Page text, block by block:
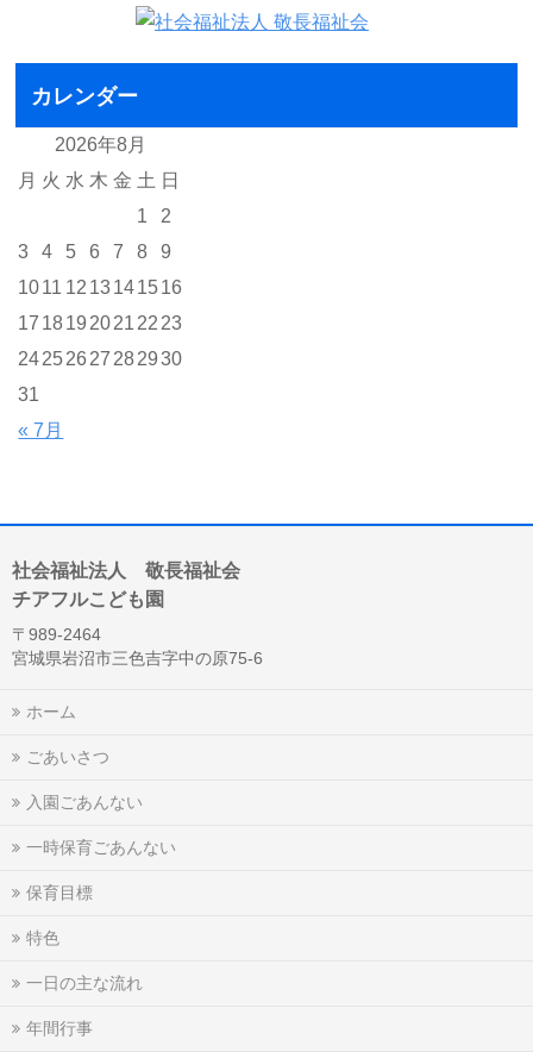
カレンダー
2026年8月
月 火 水 木 金 土 日
« 7月
1
2
3
4 5 6 7 8
9
1011 12 13141516
17 1819 2021 22 23
242526 27 2829 30
31
社会福祉法人 敬長福祉会
チアフルこども園
〒989-2464
宮城県岩沼市三色吉字中の原75-6
ホーム
ごあいさつ
入園ごあんない
一時保育ごあんない
保育目標
特色
一日の主な流れ
年間行事